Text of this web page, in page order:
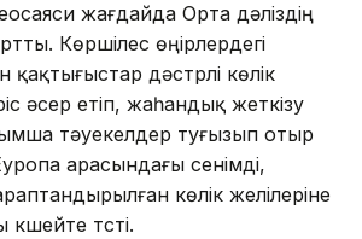
жағдайда Орта дәліздің
Көршілес өңірлердегі
дәстүрлі көлік
әсер етіп, жаһандық жеткізу
тәуекелдер туғызып отыр
арасындағы сенімді,
көлік желілеріне
түсті.